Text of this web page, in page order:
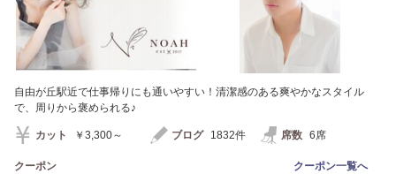
自由が丘駅近で仕事帰りにも通いやすい！清潔感のある爽やかなスタイル
で、周りから褒められる♪
カット ￥3,300～ ブログ 1832件 席数 6席
クーポン クーポン一覧へ